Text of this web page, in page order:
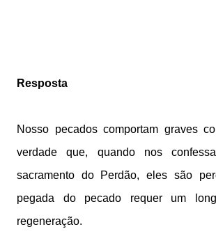
Resposta
Nosso pecados comportam graves
verdade que, quando nos
sacramento do Perdão, eles são
pegada do pecado requer um
regeneração.